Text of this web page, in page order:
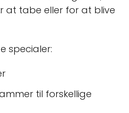
at tabe eller for at blive
specialer:
til forskellige